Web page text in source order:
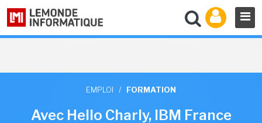
EMPLOI / FORMATION
Avec Hello Charly, IBM France